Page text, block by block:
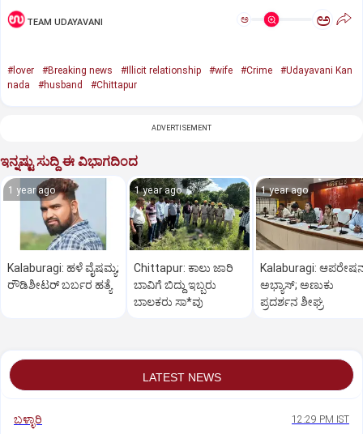
TEAM UDAYAVANI ಅ ಅ
#lover #Breaking news #Illicit relationship #wife #Crime
#Udayavani Kan
nada
#husband #Chittapur
ADVERTISEMENT
ಇನ್ನಷ್ಟು ಸುದ್ದಿ ಈ ವಿಭಾಗದಿಂದ
1 year ago
Kalaburagi: ಹಳೆ ವೈಷಮ್ಯ;
ರೌಡಿಶೀಟರ್ ಬರ್ಬರ ಹತ್ಯೆ
1 year ago
Chittapur: ಕಾಲು ಜಾರಿ
ಬಾವಿಗೆ ಬಿದ್ದು ಇಬ್ಬರು
ಬಾಲಕರು ಸಾ*ವು
1 year ago
Kalaburagi:
ಅಭ್ಯಾಸ್; ಅಣುಕು
ಪ್ರದರ್ಶನ ಶೀಘ್ರ
LATEST NEWS
ಬಳ್ಳಾರಿ 12:29 PM IST